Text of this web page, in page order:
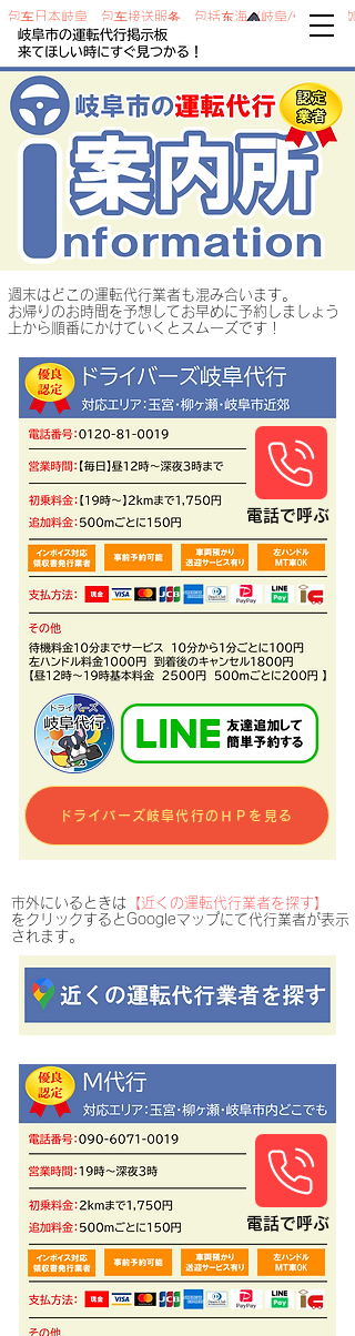
包车日本岐阜，包车接送服务，包括东海（岐阜/爱知）。如
果您是岐阜的驾驶服务代理商，司机岐阜
​週末はどこの運転代行業者も混み合います。
お帰りのお時間を予想してお早めに予約しましょう
​上から順番にかけていくとスムーズです！
ドライバーズ岐阜代行のＨＰを見る
​電話で呼ぶ
​市外にいるときは 【近くの運転代行業者を探す】
​をクリックするとGoogleマップにて代行業者が表示
されます。
​電話で呼ぶ